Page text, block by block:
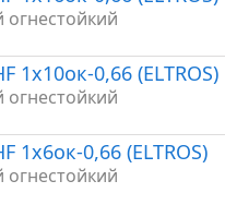
огнестойкий
1х10ок-0,66 (ELTROS)
огнестойкий
1х6ок-0,66 (ELTROS)
огнестойкий